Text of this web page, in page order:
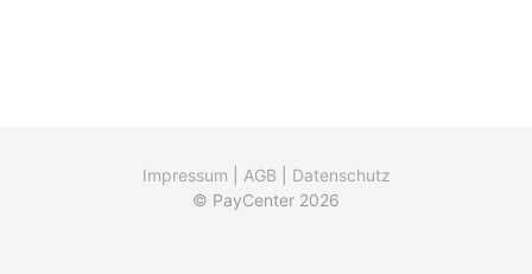
Impressum AGB
Datenschutz
© PayCenter 2026